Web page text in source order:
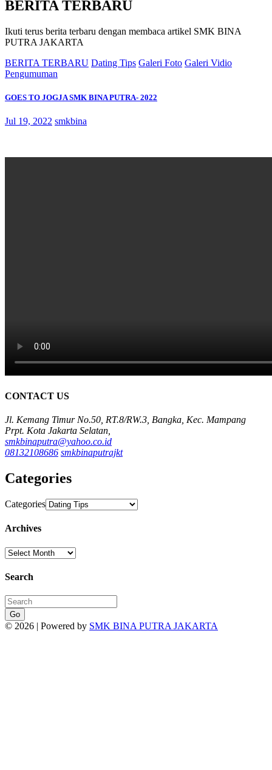
BERITA TERBARU
Ikuti terus berita terbaru dengan membaca artikel SMK BINA
PUTRA JAKARTA
BERITA TERBARU Dating Tips Galeri Foto Galeri Vidio
Pengumuman
GOES TO JOGJA SMK BINA PUTRA- 2022
Jul 19, 2022 smkbina
CONTACT US
Jl. Kemang Timur No.50, RT.8/RW.3, Bangka, Kec. Mampang
Prpt. Kota Jakarta Selatan,
smkbinaputra@yahoo.co.id
08132108686 smkbinaputrajkt
Categories
Categories
Archives
Search
Go
© 2026 | Powered by SMK BINA PUTRA JAKARTA